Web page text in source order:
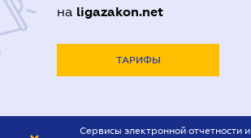
на ligazakon.net
ТАРИФЫ
Сервисы электронной отчетности и